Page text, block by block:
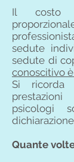
Il costo
sedute
sedute di
conoscitivo
Si
psicologi
Quante